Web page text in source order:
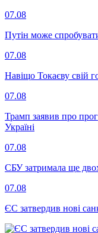
07.08
Путін може
07.08
Навіщо Токаєву свій
07.08
Трамп заявив про
Україні
07.08
СБУ затримала ще
07.08
ЄС затвердив нові